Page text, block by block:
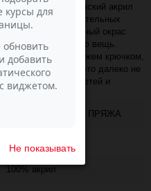
Рассказовский акрил
палитру от пастельных
цветов. Необычный окрас
неповторимую вещь.
использовании (вяжем крючком,
- это далеко не
подходит для детей и
РАССКАЗОВСКАЯ ПРЯЖА
100% акрил
Не показывать